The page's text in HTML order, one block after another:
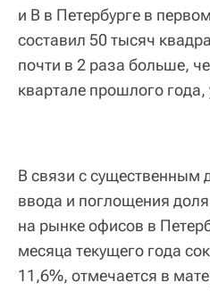
и В в Петербурге в
составил 50 тысяч
почти в 2 раза больше,
квартале прошлого
В связи с существенным
ввода и поглощения
на рынке офисов в
месяца текущего года
11,6%, отмечается в